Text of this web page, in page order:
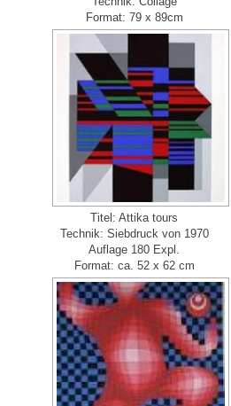
Format: 79 x 89cm
Titel: Attika tours
Technik: Siebdruck von 1970
Auflage 180 Expl.
Format: ca. 52 x 62 cm